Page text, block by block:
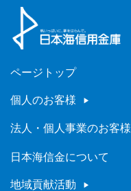
ページトップ
個人のお客様
法人・個人事業のお客様
日本海信金について
地域貢献活動